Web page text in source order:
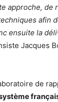
approche, de
afin
ensuite la
Jacques
de